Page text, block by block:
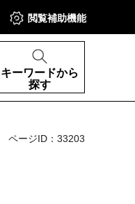
閲覧補助機能
キーワードから
探す
ページID：33203